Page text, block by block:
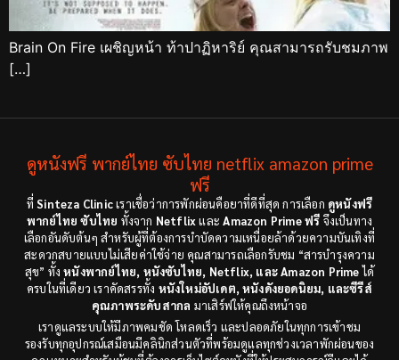
Brain On Fire เผชิญหน้า ท้าปาฏิหาริย์ คุณสามารถรับชมภาพ
[…]
ดูหนังฟรี พากย์ไทย ซับไทย netflix amazon prime
ฟรี
ที่Sinteza Clinicเราเชื่อว่าการพักผ่อนคือยาที่ดีที่สุด การเลือก ดูหนังฟรี
พากย์ไทย ซับไทย ทั้งจาก NetflixและAmazon Prime ฟรี จึงเป็นทาง
เลือกอันดับต้นๆ สำหรับผู้ที่ต้องการบำบัดความเหนื่อยล้าด้วยความบันเทิงที่
สะดวกสบายแบบไม่เสียค่าใช้จ่าย คุณสามารถเลือกรับชม “สารบำรุงความ
สุข” ทั้งหนังพากย์ไทย, หนังซับไทย, Netflix, และ Amazon Primeได้
ครบในที่เดียว เราคัดสรรทั้ง หนังใหม่อัปเดต, หนังดังยอดนิยม, และซีรีส์
คุณภาพระดับสากล มาเสิร์ฟให้คุณถึงหน้าจอ
เราดูแลระบบให้มีภาพคมชัด โหลดเร็ว และปลอดภัยในทุกการเข้าชม
รองรับทุกอุปกรณ์เสมือนมีคลินิกส่วนตัวที่พร้อมดูแลทุกช่วงเวลาพักผ่อนของ